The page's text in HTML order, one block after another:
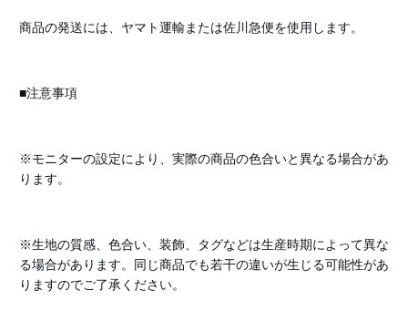
商品の発送には、ヤマト運輸または佐川急便を使用します。
■注意事項
※モニターの設定により、実際の商品の色合いと異なる場合があ
ります。
※生地の質感、色合い、装飾、タグなどは生産時期によって異な
る場合があります。同じ商品でも若干の違いが生じる可能性があ
りますのでご了承ください。